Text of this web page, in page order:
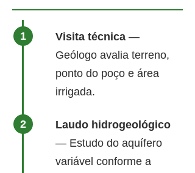
Visita técnica —
Geólogo avalia terreno,
ponto do poço e área
irrigada.
Laudo hidrogeológico
— Estudo do aquífero
variável conforme a